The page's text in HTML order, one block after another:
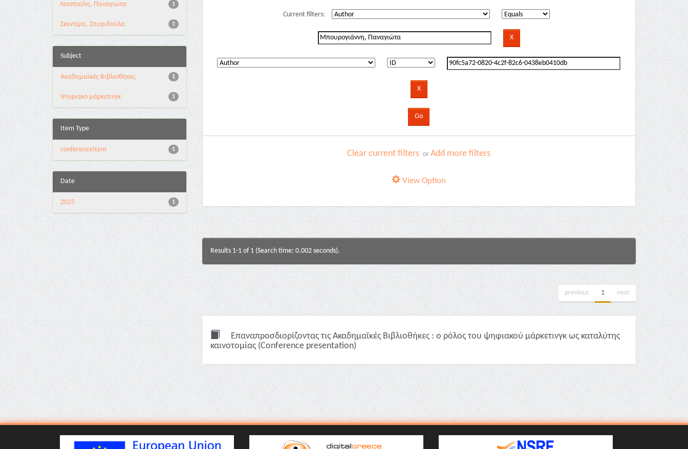
1
Ναστούλη, Παναγιώτα
1
Σκεντέρη, Σπυριδούλα
Subject
1
Ακαδημαϊκές Βιβλιοθήκες
1
Ψηφιακό μάρκετινγκ
Item Type
1
conferenceItem
Date
1
2025
Current filters:
Clear current filters orAdd more filters
View Option
Results 1-1 of 1 (Search time: 0.002 seconds).
previous 1 next
Επαναπροσδιορίζοντας τις Ακαδημαϊκές Βιβλιοθήκες : ο ρόλος του ψηφιακού μάρκετινγκ ως καταλύτης
καινοτομίας (Conference presentation)